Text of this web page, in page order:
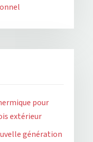
pour
extérieur
génération